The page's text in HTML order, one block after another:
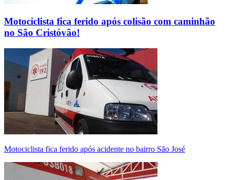
Motociclista fica ferido após colisão com caminhão
no São Cristóvão!
Motociclista fica ferido após acidente no bairro São José